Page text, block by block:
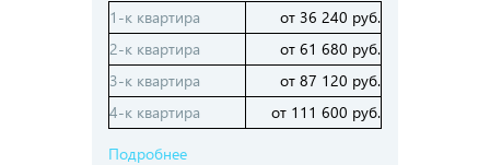
1-к квартира
от 36 240 руб.
2-к квартира
от 61 680 руб.
3-к квартира
от 87 120 руб.
4-к квартира
от 111 600 руб.
Подробнее